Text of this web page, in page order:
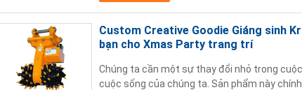
Custom Creative Goodie Giáng sinh
bạn cho Xmas Party trang trí
Chúng ta cần một sự thay đổi nhỏ trong
cuộc sống của chúng ta. Sản phẩm này